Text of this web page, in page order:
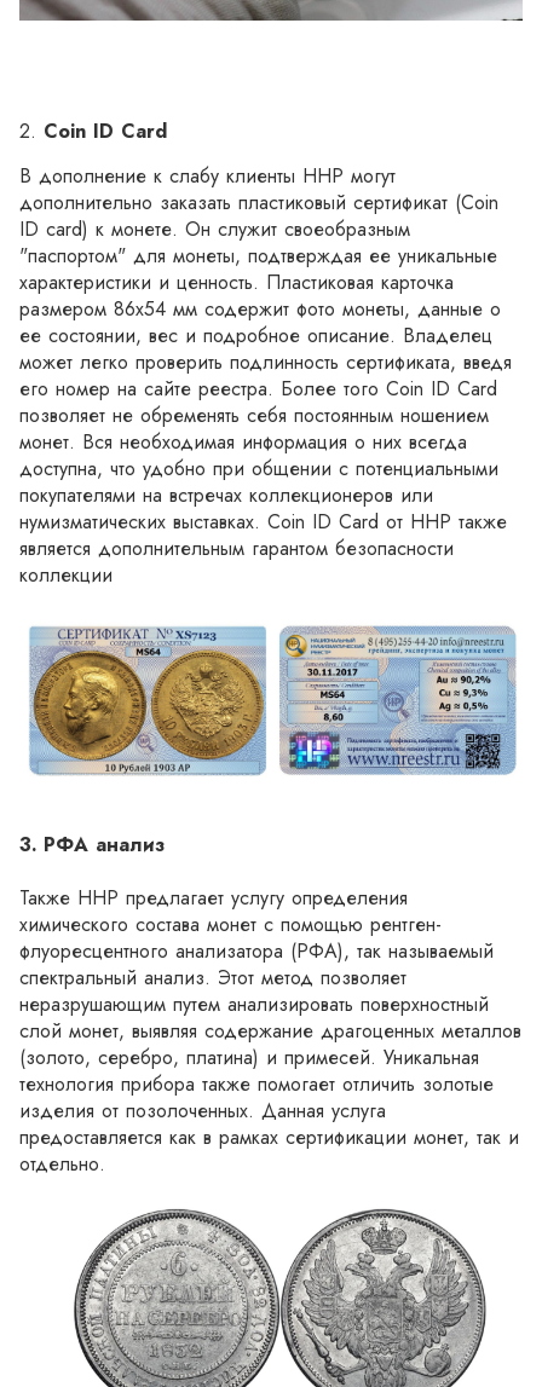
Coin ID Card
В дополнение к слабу клиенты ННР могут
дополнительно заказать пластиковый сертификат (Coin
ID card) к монете. Он служит своеобразным
"паспортом" для монеты, подтверждая ее уникальные
характеристики и ценность. Пластиковая карточка
размером 86х54 мм содержит фото монеты, данные о
ее состоянии, вес и подробное описание. Владелец
может легко проверить подлинность сертификата, введя
его номер на сайте реестра. Более того Coin ID Card
позволяет не обременять себя постоянным ношением
монет. Вся необходимая информация о них всегда
доступна, что удобно при общении с потенциальными
покупателями на встречах коллекционеров или
нумизматических выставках. Coin ID Card от ННР также
является дополнительным гарантом безопасности
коллекции
3.	РФА анализ
Также ННР предлагает услугу определения
химического состава монет с помощью рентген-
флуоресцентного анализатора (РФА), так называемый
спектральный анализ. Этот метод позволяет
неразрушающим путем анализировать поверхностный
слой монет, выявляя содержание драгоценных металлов
(золото, серебро, платина) и примесей. Уникальная
технология прибора также помогает отличить золотые
изделия от позолоченных. Данная услуга
предоставляется как в рамках сертификации монет, так и
отдельно.